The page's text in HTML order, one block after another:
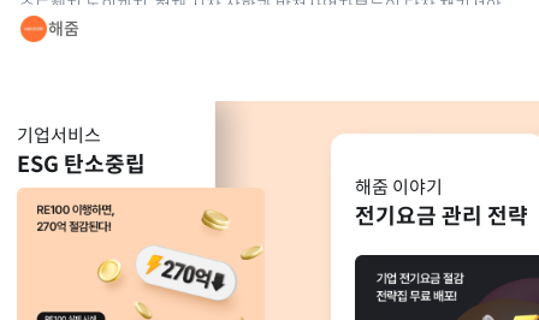
중도해지 논의까지. 현재 시장 상황과 발전사업자분들이 당장 챙기셔야
할 실무 대응 전략을 해줌이 정리해 드립니다. 📰 2026년 7월 태양광
해줌
기업서비스
ESG 탄소중립
해줌 이야기
전기요금 관리 전략